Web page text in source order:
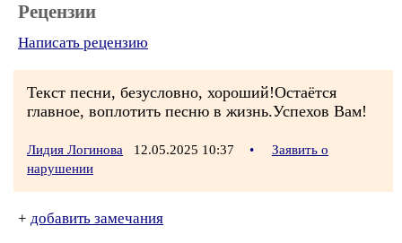
Рецензии
Написать рецензию
Текст песни, безусловно, хороший!Остаётся
главное, воплотить песню в жизнь.Успехов Вам!
Лидия Логинова 12.05.2025 10:37 •
Заявить о
нарушении
+ добавить замечания